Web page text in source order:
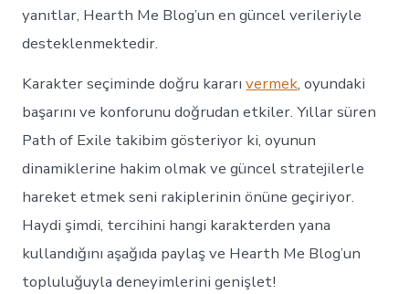
yanıtlar, Hearth Me Blog’un en güncel verileriyle
desteklenmektedir.
Karakter seçiminde doğru kararıvermek, oyundaki
başarını ve konforunu doğrudan etkiler. Yıllar süren
Path of Exile takibim gösteriyor ki, oyunun
dinamiklerine hakim olmak ve güncel stratejilerle
hareket etmek seni rakiplerinin önüne geçiriyor.
Haydi şimdi, tercihini hangi karakterden yana
kullandığını aşağıda paylaş ve Hearth Me Blog’un
topluluğuyla deneyimlerini genişlet!